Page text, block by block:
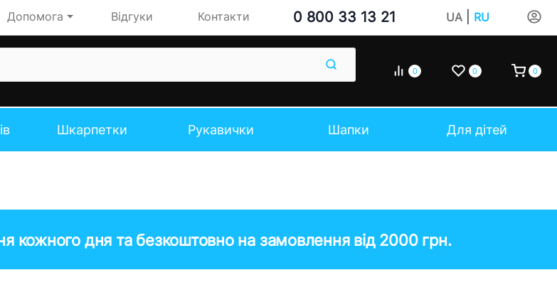
Допомога Відгуки Контакти 0 800 33 13 21 UA| RU
0 0 0
Шкарпетки Рукавички Шапки Для дітей
кожного дня та безкоштовно на замовлення від 2000 грн.